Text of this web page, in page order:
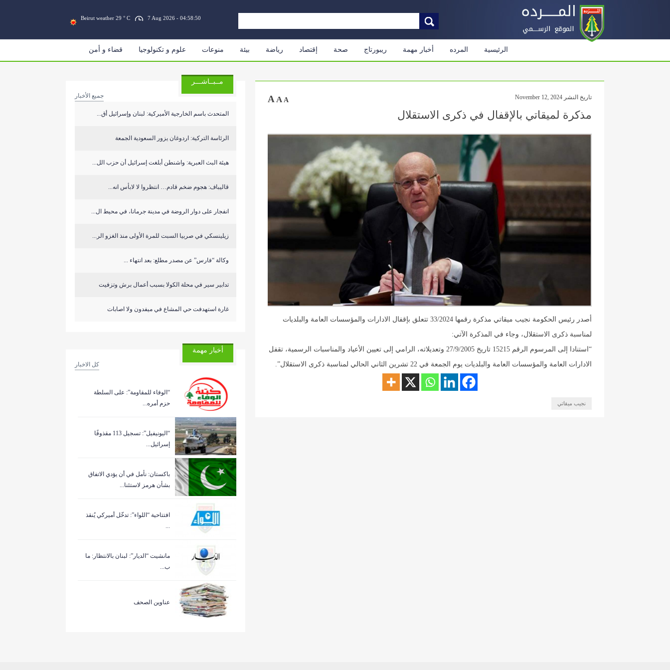
Beirut weather 29 ° C 7 Aug 2026 - 04:58:50
الرئيسية المرده أخبار مهمة ريبورتاج صحة إقتصاد رياضة بيئة منوعات علوم و تكنولوجيا قضاء و أمن
تاريخ النشر November 12, 2024 A A A
مذكرة لميقاتي بالإقفال في ذكرى الاستقلال
أصدر رئيس الحكومة نجيب ميقاتي مذكرة رقمها 33/2024 تتعلق بإقفال الادارات والمؤسسات العامة والبلديات
لمناسبة ذكرى الاستقلال، وجاء في المذكرة الآتي:
“استنادا إلى المرسوم الرقم 15215 تاريخ 27/9/2005 وتعديلاته، الرامي إلى تعيين الأعياد والمناسبات الرسمية، تقفل
الادارات العامة والمؤسسات العامة والبلديات يوم الجمعة في 22 تشرين الثاني الحالي لمناسبة ذكرى الاستقلال”.
نجيب ميقاتي
مــبــاشـــر
جميع الأخبار
المتحدث باسم الخارجية الأميركية: لبنان وإسرائيل أق...
الرئاسة التركية: اردوغان يزور السعودية الجمعة
هيئة البث العبرية: واشنطن أبلغت إسرائيل أن حزب الل...
قاليباف: هجوم ضخم قادم… انتظروا لا لابأس انه...
انفجار على دوار الروضة في مدينة جرمانا، في محيط ال...
زيلينسكي في صربيا السبت للمرة الأولى منذ الغزو الر...
وكالة “فارس” عن مصدر مطلع: بعد انتهاء ...
تدابير سير في محلة الكولا بسبب أعمال برش وتزفيت
غارة استهدفت حي المشاع في ميفدون ولا اصابات
أخبار مهمة
كل الاخبار
“الوفاء للمقاومة”: على السلطة
حزم أمره...
“اليونيفيل”: تسجيل 113 مقذوفًا
إسرائيل...
باكستان: نأمل في أن يؤدي الاتفاق
بشأن هرمز لاستئنا...
افتتاحية “اللواء”: تدخّل أميركي يُنقذ
...
مانشيت “الديار”: لبنان بالانتظار: ما
ب...
عناوين الصحف